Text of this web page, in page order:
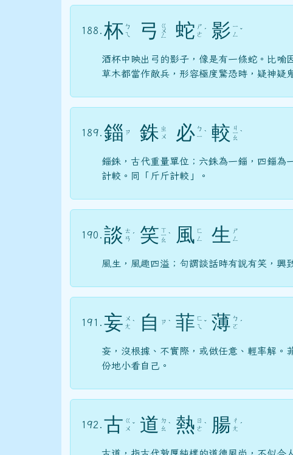
188. 杯 ㄅ
ㄟ
弓 ㄍ
ㄨ
ㄥ 蛇 ㄕ
ㄜ ˊ 影 ㄧ
ㄥ ˇ
酒杯中映出弓的影子，像是有一條蛇。比喻
草木都當作敵兵，形容極度驚恐時，疑神疑
189. 錙 ㄗ 銖 ㄓ
ㄨ
必 ㄅ
ㄧ ˋ 較 ㄐ
ㄧ
ㄠ
ˋ
錙銖，古代重量單位；六銖為一錙，四錙為
計較。同「斤斤計較」。
190. 談 ㄊ
ㄢ ˊ 笑 ㄒ
ㄧ
ㄠ
ˋ 風 ㄈ
ㄥ
生
ㄕ
ㄥ
風生，風趣四溢；句謂談話時有說有笑，興
191. 妄 ㄨ
ㄤ ˋ 自 ㄗ ˋ 菲 ㄈ
ㄟ ˇ 薄 ㄅ
ㄛ ˊ
妄，沒根據、不實際，或做任意、輕率解。
份地小看自己。
192. 古 ㄍ
ㄨ ˇ 道 ㄉ
ㄠ ˋ 熱 ㄖ
ㄜ ˋ 腸 ㄔ
ㄤ ˊ